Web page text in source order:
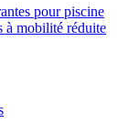
pour piscine
à mobilité réduite